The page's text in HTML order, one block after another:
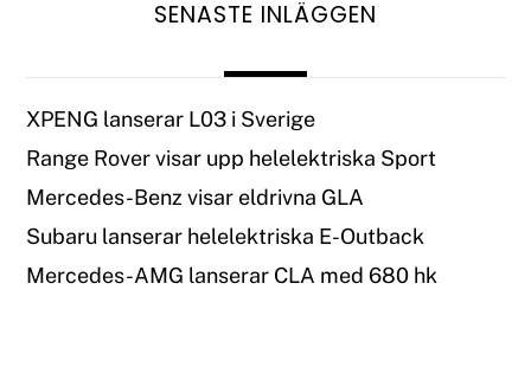
SENASTE INLÄGGEN
XPENG lanserar L03 i Sverige
Range Rover visar upp helelektriska Sport
Mercedes-Benz visar eldrivna GLA
Subaru lanserar helelektriska E-Outback
Mercedes-AMG lanserar CLA med 680 hk